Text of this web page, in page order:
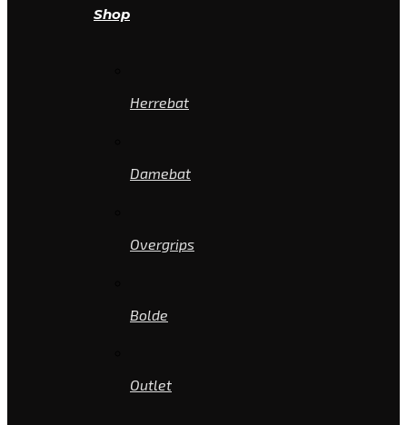
Shop
Herrebat
Damebat
Overgrips
Bolde
Outlet